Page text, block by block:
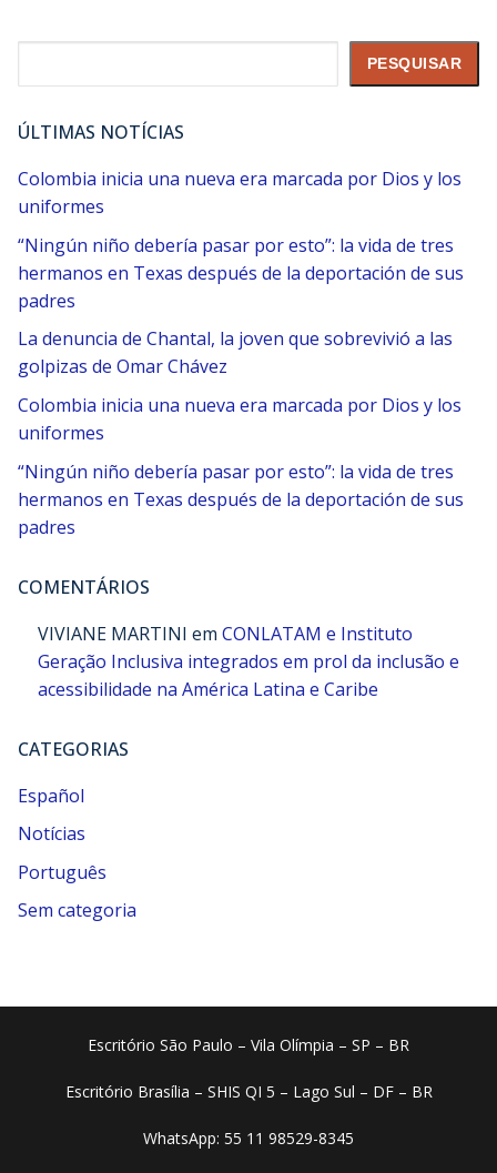
PESQUISAR
ÚLTIMAS NOTÍCIAS
Colombia inicia una nueva era marcada por Dios y los
uniformes
“Ningún niño debería pasar por esto”: la vida de tres
hermanos en Texas después de la deportación de sus
padres
La denuncia de Chantal, la joven que sobrevivió a las
golpizas de Omar Chávez
Colombia inicia una nueva era marcada por Dios y los
uniformes
“Ningún niño debería pasar por esto”: la vida de tres
hermanos en Texas después de la deportación de sus
padres
COMENTÁRIOS
VIVIANE MARTINI em CONLATAM e Instituto
Geração Inclusiva integrados em prol da inclusão e
acessibilidade na América Latina e Caribe
CATEGORIAS
Español
Notícias
Português
Sem categoria
Escritório São Paulo – Vila Olímpia – SP – BR
Escritório Brasília – SHIS QI 5 – Lago Sul – DF – BR
WhatsApp: 55 11 98529-8345